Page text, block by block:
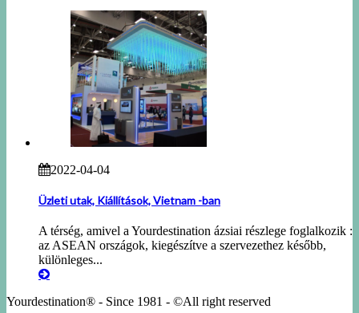
2022-04-04
Üzleti utak, Kiállítások, Vietnam -ban
A térség, amivel a Yourdestination ázsiai részlege foglalkozik :
az ASEAN országok, kiegészítve a szervezethez később,
különleges...
Yourdestination® - Since 1981 - ©All right reserved